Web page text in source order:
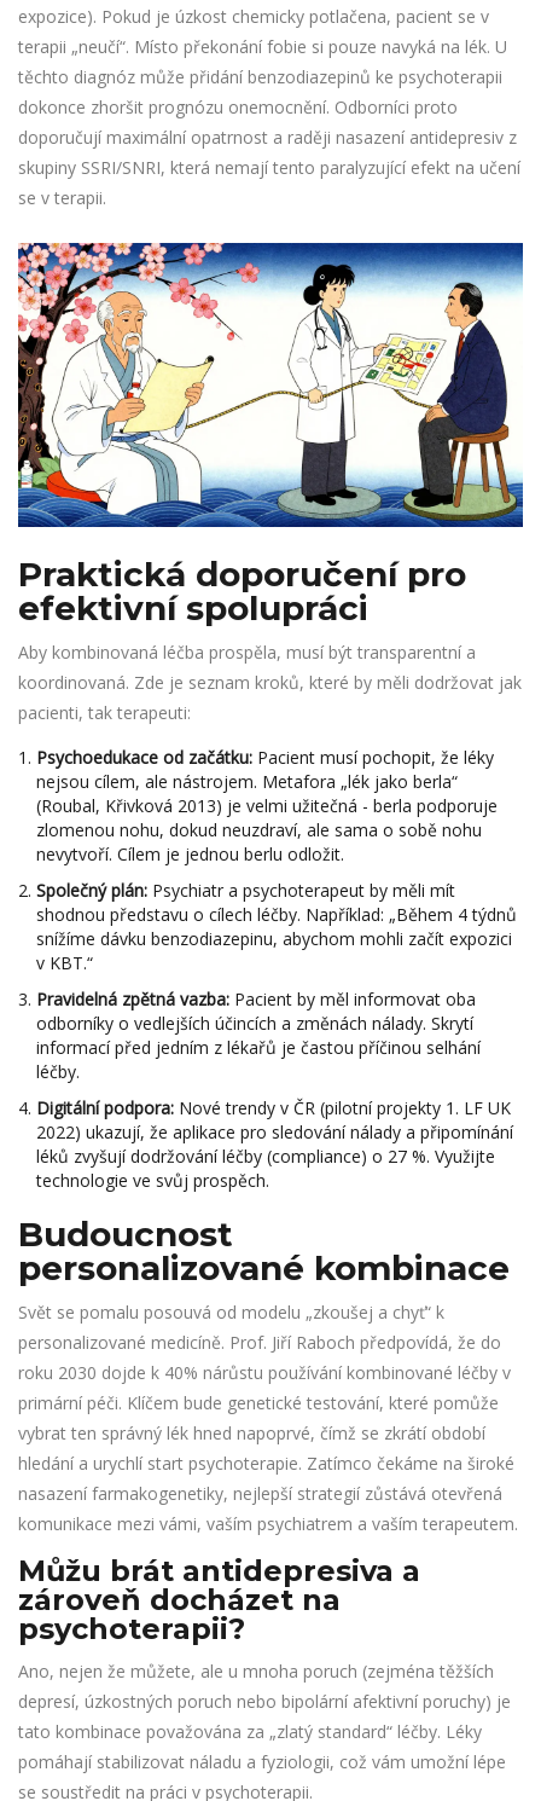
expozice). Pokud je úzkost chemicky potlačena, pacient se v
terapii „neučí“. Místo překonání fobie si pouze navyká na lék. U
těchto diagnóz může přidání benzodiazepinů ke psychoterapii
dokonce zhoršit prognózu onemocnění. Odborníci proto
doporučují maximální opatrnost a raději nasazení antidepresiv z
skupiny SSRI/SNRI, která nemají tento paralyzující efekt na učení
se v terapii.
Praktická doporučení pro
efektivní spolupráci
Aby kombinovaná léčba prospěla, musí být transparentní a
koordinovaná. Zde je seznam kroků, které by měli dodržovat jak
pacienti, tak terapeuti:
Psychoedukace od začátku: Pacient musí pochopit, že léky
nejsou cílem, ale nástrojem. Metafora „lék jako berla“
(Roubal, Křivková 2013) je velmi užitečná - berla podporuje
zlomenou nohu, dokud neuzdraví, ale sama o sobě nohu
nevytvoří. Cílem je jednou berlu odložit.
Společný plán: Psychiatr a psychoterapeut by měli mít
shodnou představu o cílech léčby. Například: „Během 4 týdnů
snížíme dávku benzodiazepinu, abychom mohli začít expozici
v KBT.“
Pravidelná zpětná vazba: Pacient by měl informovat oba
odborníky o vedlejších účincích a změnách nálady. Skrytí
informací před jedním z lékařů je častou příčinou selhání
léčby.
Digitální podpora: Nové trendy v ČR (pilotní projekty 1. LF UK
2022) ukazují, že aplikace pro sledování nálady a připomínání
léků zvyšují dodržování léčby (compliance) o 27 %. Využijte
technologie ve svůj prospěch.
Budoucnost
personalizované kombinace
Svět se pomalu posouvá od modelu „zkoušej a chyť“ k
personalizované medicíně. Prof. Jiří Raboch předpovídá, že do
roku 2030 dojde k 40% nárůstu používání kombinované léčby v
primární péči. Klíčem bude genetické testování, které pomůže
vybrat ten správný lék hned napoprvé, čímž se zkrátí období
hledání a urychlí start psychoterapie. Zatímco čekáme na široké
nasazení farmakogenetiky, nejlepší strategií zůstává otevřená
komunikace mezi vámi, vaším psychiatrem a vaším terapeutem.
Můžu brát antidepresiva a
zároveň docházet na
psychoterapii?
Ano, nejen že můžete, ale u mnoha poruch (zejména těžších
depresí, úzkostných poruch nebo bipolární afektivní poruchy) je
tato kombinace považována za „zlatý standard“ léčby. Léky
pomáhají stabilizovat náladu a fyziologii, což vám umožní lépe
se soustředit na práci v psychoterapii.